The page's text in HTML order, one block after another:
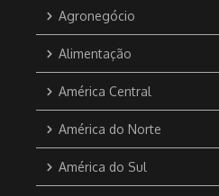
Agronegócio
Alimentação
América Central
América do Norte
América do Sul